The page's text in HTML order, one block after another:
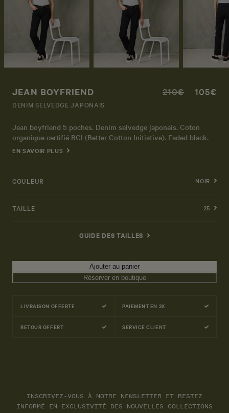
JEAN BOYFRIEND
DENIM SELVEDGE JAPONAIS
210€ 105€
Jean boyfriend 5 poches. Denim selvedge japonais. Coton
organique certifié BCI (Better Cotton Initiative). Faded black.
EN SAVOIR PLUS
COULEUR NOIR
TAILLE 25
GUIDE DES TAILLES
Ajouter au panier
Réserver en boutique
LIVRAISON OFFERTE PAIEMENT EN 3X
RETOUR OFFERT SERVICE CLIENT
INSCRIVEZ-VOUS À NOTRE NEWSLETTER ET RESTEZ
INFORMÉ EN EXCLUSIVITÉ DES NOUVELLES COLLECTIONS